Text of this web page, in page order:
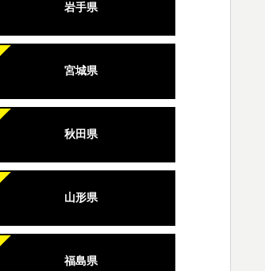
岩手県
宮城県
秋田県
山形県
福島県